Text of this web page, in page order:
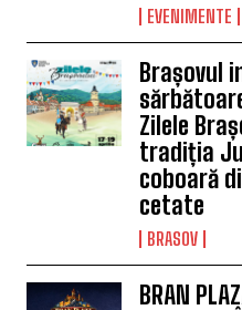
EVENIMENTE
Brașovul
Zilele
tradiția
coboară
cetate
BRASOV
BRAN